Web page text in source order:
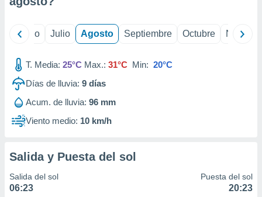
mediante
publicidad
publicidad
1199
Junio Julio Agosto Septiembre Octubre
T. Media: 25°C Max.: 31°C Min: 20°C
Días de lluvia: 9 días
Acum. de lluvia: 96 mm
Viento medio: 10 km/h
Salida y Puesta del sol
Salida del sol
06:23
Puesta del sol
20:23